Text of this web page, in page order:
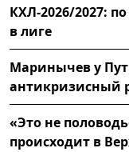
КХЛ-2026/2027:
в лиге
Маринычев у
антикризисный
«Это не
происходит в